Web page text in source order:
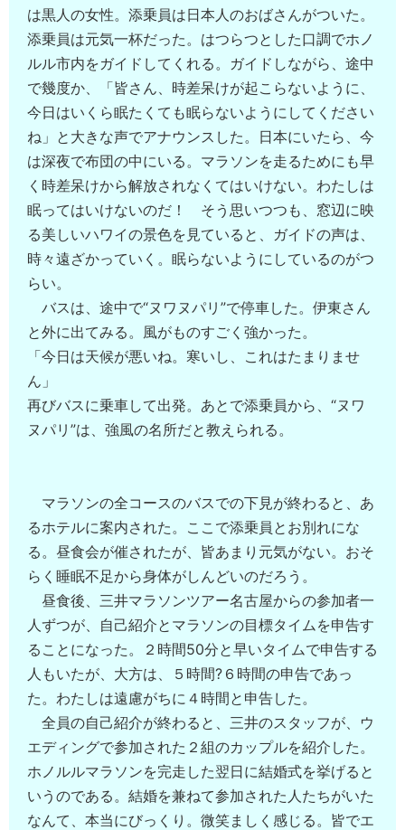
は黒人の女性。添乗員は日本人のおばさんがついた。
添乗員は元気一杯だった。はつらつとした口調でホノ
ルル市内をガイドしてくれる。ガイドしながら、途中
で幾度か、「皆さん、時差呆けが起こらないように、
今日はいくら眠たくても眠らないようにしてください
ね」と大きな声でアナウンスした。日本にいたら、今
は深夜で布団の中にいる。マラソンを走るためにも早
く時差呆けから解放されなくてはいけない。わたしは
眠ってはいけないのだ！ そう思いつつも、窓辺に映
る美しいハワイの景色を見ていると、ガイドの声は、
時々遠ざかっていく。眠らないようにしているのがつ
らい。
バスは、途中で“ヌワヌパリ”で停車した。伊東さん
と外に出てみる。風がものすごく強かった。
「今日は天候が悪いね。寒いし、これはたまりませ
ん」
再びバスに乗車して出発。あとで添乗員から、“ヌワ
ヌパリ”は、強風の名所だと教えられる。
マラソンの全コースのバスでの下見が終わると、あ
るホテルに案内された。ここで添乗員とお別れにな
る。昼食会が催されたが、皆あまり元気がない。おそ
らく睡眠不足から身体がしんどいのだろう。
昼食後、三井マラソンツアー名古屋からの参加者一
人ずつが、自己紹介とマラソンの目標タイムを申告す
ることになった。２時間50分と早いタイムで申告する
人もいたが、大方は、５時間?６時間の申告であっ
た。わたしは遠慮がちに４時間と申告した。
全員の自己紹介が終わると、三井のスタッフが、ウ
エディングで参加された２組のカップルを紹介した。
ホノルルマラソンを完走した翌日に結婚式を挙げると
いうのである。結婚を兼ねて参加された人たちがいた
なんて、本当にびっくり。微笑ましく感じる。皆でエ